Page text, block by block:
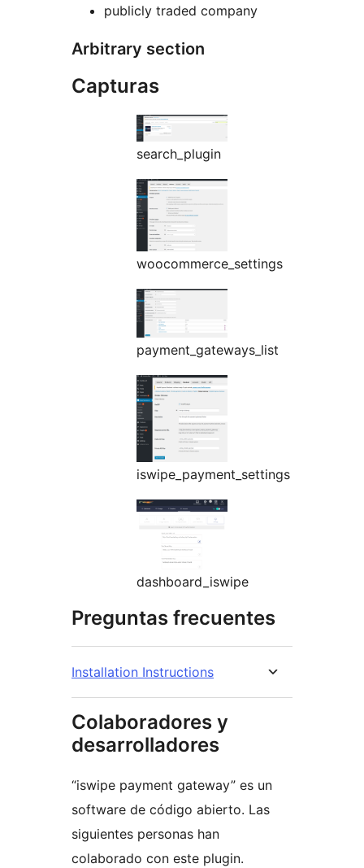
publicly traded company
Arbitrary section
Capturas
search_plugin
woocommerce_settings
payment_gateways_list
iswipe_payment_settings
dashboard_iswipe
Preguntas frecuentes
Installation Instructions
Colaboradores y
desarrolladores
“iswipe payment gateway” es un
software de código abierto. Las
siguientes personas han
colaborado con este plugin.